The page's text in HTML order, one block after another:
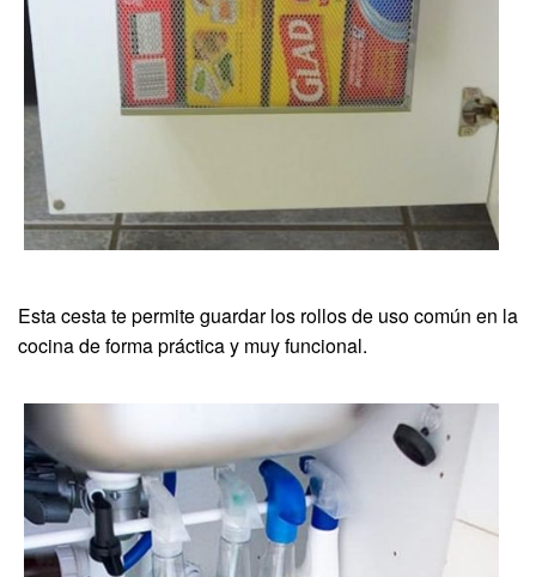
Esta cesta te permite guardar los rollos de uso común en la
cocina de forma práctica y muy funcional.